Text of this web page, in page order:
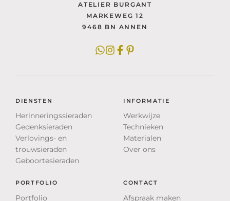
ATELIER BURGANT
MARKEWEG 12
9468 BN ANNEN
DIENSTEN
Herinneringssieraden
Gedenksieraden
Verlovings- en
trouwsieraden
Geboortesieraden
INFORMATIE
Werkwijze
Technieken
Materialen
Over ons
PORTFOLIO
Portfolio
CONTACT
Afspraak maken